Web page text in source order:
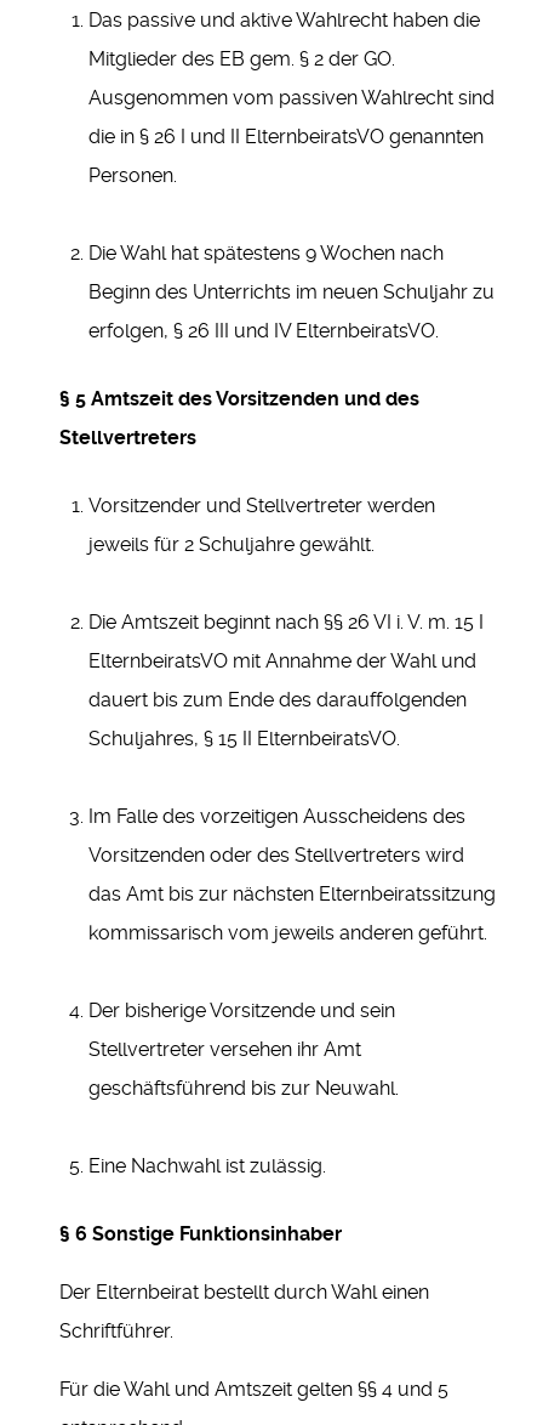
Das passive und aktive Wahlrecht haben die
Mitglieder des EB gem. § 2 der GO.
Ausgenommen vom passiven Wahlrecht sind
die in § 26 I und II ElternbeiratsVO genannten
Personen.
Die Wahl hat spätestens 9 Wochen nach
Beginn des Unterrichts im neuen Schuljahr zu
erfolgen, § 26 III und IV ElternbeiratsVO.
§ 5 Amtszeit des Vorsitzenden und des
Stellvertreters
Vorsitzender und Stellvertreter werden
jeweils für 2 Schuljahre gewählt.
Die Amtszeit beginnt nach §§ 26 VI i. V. m. 15 I
ElternbeiratsVO mit Annahme der Wahl und
dauert bis zum Ende des darauffolgenden
Schuljahres, § 15 II ElternbeiratsVO.
Im Falle des vorzeitigen Ausscheidens des
Vorsitzenden oder des Stellvertreters wird
das Amt bis zur nächsten Elternbeiratssitzung
kommissarisch vom jeweils anderen geführt.
Der bisherige Vorsitzende und sein
Stellvertreter versehen ihr Amt
geschäftsführend bis zur Neuwahl.
Eine Nachwahl ist zulässig.
§ 6 Sonstige Funktionsinhaber
Der Elternbeirat bestellt durch Wahl einen
Schriftführer.
Für die Wahl und Amtszeit gelten §§ 4 und 5